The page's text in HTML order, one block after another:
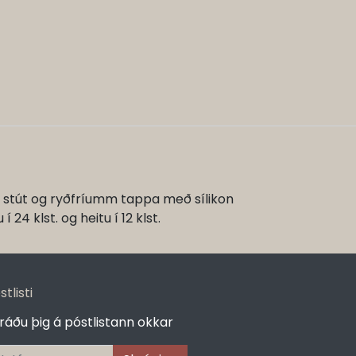
stút og ryðfríumm tappa með sílikon
klst. og heitu í 12 klst.
þig á póstlistann okkar